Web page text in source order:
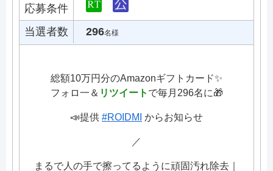
応募条件
当選者数
296名様
総額10万円分のAmazonギフトカード✨
フォロ一＆ リツイート で毎月296名に🎁
📣提供 #ROIDMI からお知らせ
／
まるで人の手で擦ってるように頑固汚れ除去｜